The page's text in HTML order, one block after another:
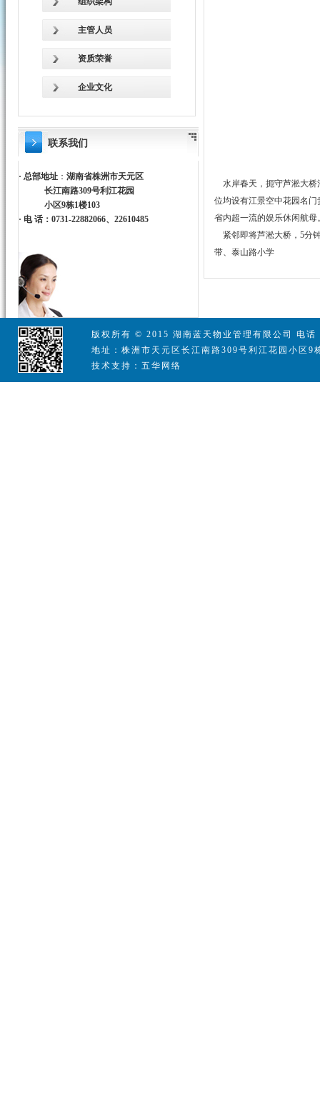
主管人员
资质荣誉
企业文化
联系我们
· 总部地址： 湖南省株洲市天元区
长江南路309号利江花园
小区9栋1楼103
· 电 话：0731-22882066、22610485
水岸春天，扼守芦淞大桥
位均设有江景空中花园名
省内超一流的娱乐休闲航母
紧邻即将芦淞大桥，5分
带、泰山路小学
版权所有 © 2015 湖南蓝天物业管理有限公司 电
地址：株洲市天元区长江南路309号利江花园小区9
技术支持：五华网络